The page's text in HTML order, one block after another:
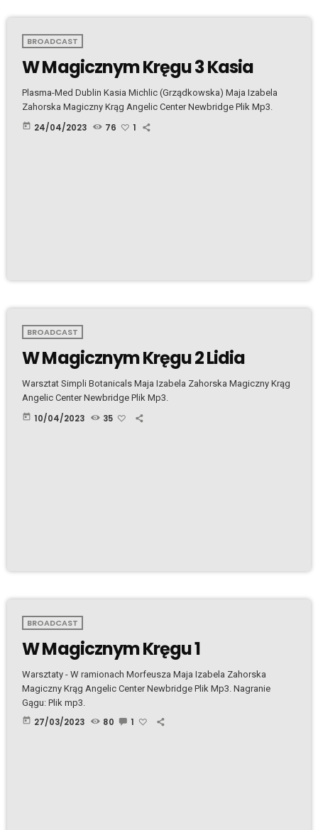
BROADCAST
W Magicznym Kręgu 3 Kasia
Plasma-Med Dublin Kasia Michlic (Grządkowska) Maja Izabela
Zahorska Magiczny Krąg Angelic Center Newbridge Plik Mp3.
today 24/04/2023 76 1
BROADCAST
W Magicznym Kręgu 2 Lidia
Warsztat Simpli Botanicals Maja Izabela Zahorska Magiczny Krąg
Angelic Center Newbridge Plik Mp3.
today 10/04/2023 35
BROADCAST
W Magicznym Kręgu 1
Warsztaty - W ramionach Morfeusza Maja Izabela Zahorska
Magiczny Krąg Angelic Center Newbridge Plik Mp3. Nagranie
Gągu: Plik mp3.
today 27/03/2023 80 1